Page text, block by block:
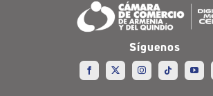
Síguenos